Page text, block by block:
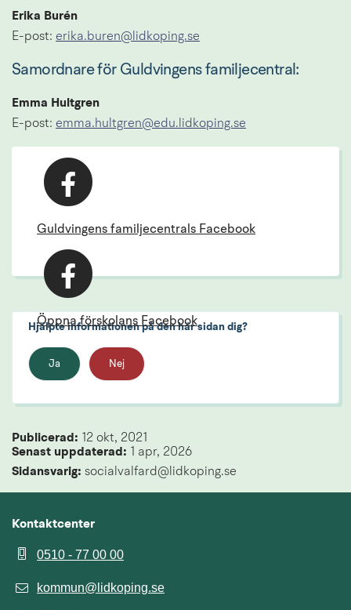
Erika Burén
E-post: erika.buren@lidkoping.se
Samordnare för Guldvingens familjecentral:
Emma Hultgren
E-post: emma.hultgren@edu.lidkoping.se
Guldvingens familjecentrals Facebook
Öppna förskolans Facebook
Hjälpte informationen på den här sidan dig?
Ja Nej
Publicerad:
12 okt, 2021
Senast uppdaterad:
1 apr, 2026
Sidansvarig: socialvalfard@lidkoping.se
Kontaktcenter
0510 - 77 00 00
kommun@lidkoping.se